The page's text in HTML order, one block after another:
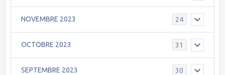
NOVEMBRE 2023 24
OCTOBRE 2023 31
SEPTEMBRE 2023 30